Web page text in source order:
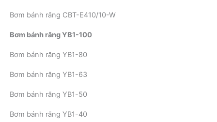
Bơm bánh răng CBT-E410/10-W
Bơm bánh răng YB1-100
Bơm bánh răng YB1-80
Bơm bánh răng YB1-63
Bơm bánh răng YB1-50
Bơm bánh răng YB1-40